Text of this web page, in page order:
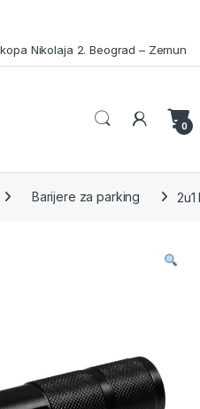
Nikolaja 2. Beograd – Zemun
0
Barijere za parking